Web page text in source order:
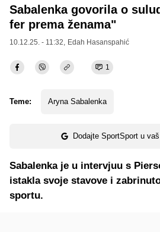
Sabalenka govorila o
fer prema ženama"
10.12.25. - 11:32, Edah Hasanspahić
1
Teme: Aryna Sabalenka
Dodajte SportSport u
Sabalenka je u intervjuu s
istakla svoje stavove i
sportu.